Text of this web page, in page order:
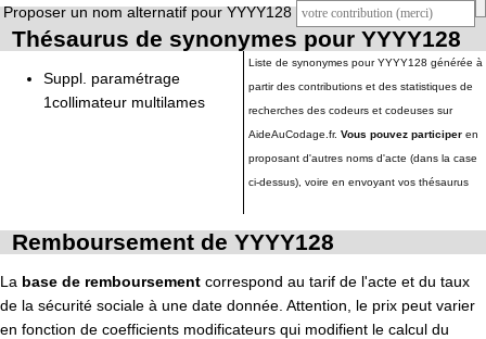
Proposer un nom alternatif pour YYYY128
Thésaurus de synonymes pour YYYY128
Suppl. paramétrage
1collimateur multilames
Liste de synonymes pour YYYY128 générée à
partir des contributions et des statistiques de
recherches des codeurs et codeuses sur
AideAuCodage.fr. Vous pouvez participer en
proposant d'autres noms d'acte (dans la case
ci-dessus), voire en envoyant vos thésaurus
Remboursement de YYYY128
La base de remboursement correspond au tarif de l'acte et du taux
de la sécurité sociale à une date donnée. Attention, le prix peut varier
en fonction de coefficients modificateurs qui modifient le calcul du